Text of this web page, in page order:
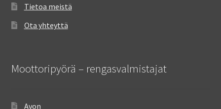
Tietoa meistä
Ota yhteyttä
Moottoripyörä – rengasvalmistajat
Avon